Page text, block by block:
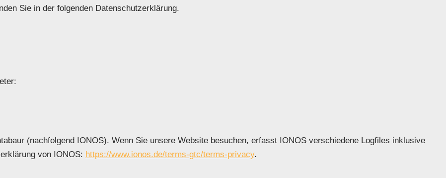
Sie in der folgenden Datenschutzerklärung.
(nachfolgend IONOS). Wenn Sie unsere Website besuchen, erfasst IONOS verschiedene Logfiles inklusive
von IONOS: https://www.ionos.de/terms-gtc/terms-privacy.